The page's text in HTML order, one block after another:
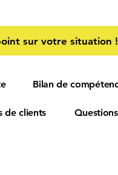
sur votre situation !
Bilan de
de clients